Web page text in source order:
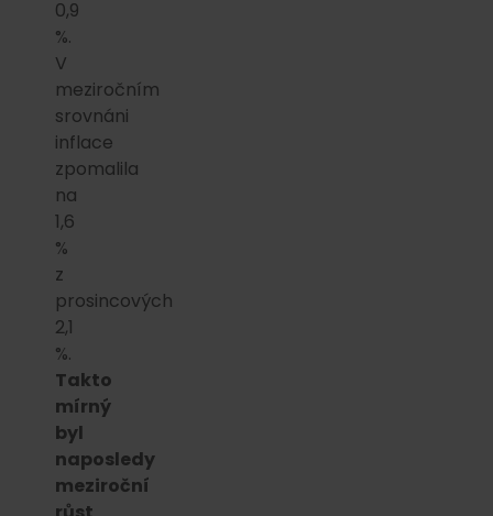
0,9
%.
V
meziročním
srovnáni
inflace
zpomalila
na
1,6
%
z
prosincových
2,1
%.
Takto
mírný
byl
naposledy
meziroční